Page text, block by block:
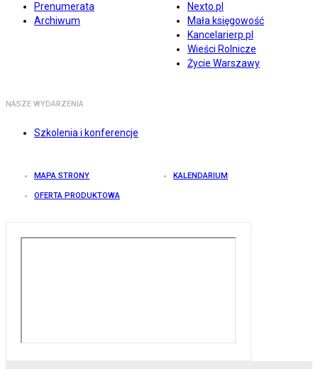
Prenumerata
Archiwum
Nexto.pl
Mała księgowość
Kancelarierp.pl
Wieści Rolnicze
Życie Warszawy
NASZE WYDARZENIA
Szkolenia i konferencje
MAPA STRONY KALENDARIUM
OFERTA PRODUKTOWA